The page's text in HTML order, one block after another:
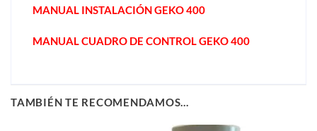
MANUAL INSTALACIÓN GEKO 400
MANUAL CUADRO DE CONTROL GEKO 400
TAMBIÉN TE RECOMENDAMOS…